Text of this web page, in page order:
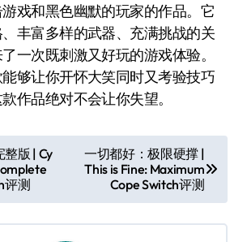
戏和黑色幽默的玩家的作品。它
丰富多样的武器、充满挑战的关
一次既刺激又好玩的游戏体验。
够让你开怀大笑同时又考验技巧
作品绝对不会让你失望。
版 | Cy
评测
一切都好：极限硬撑 |
This is Fine: Maximum
Cope Switch评测